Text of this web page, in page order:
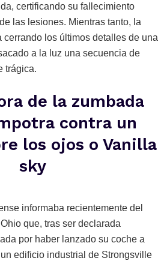
certificando su fallecimiento
las lesiones. Mientras tanto, la
los últimos detalles de una
a la luz una secuencia de
trágica.
de la zumbada
contra un
los ojos o Vanilla
sky
informaba recientemente del
que, tras ser declarada
por haber lanzado su coche a
edificio industrial de Strongsville